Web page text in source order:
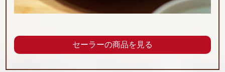
セーラーの商品を見る